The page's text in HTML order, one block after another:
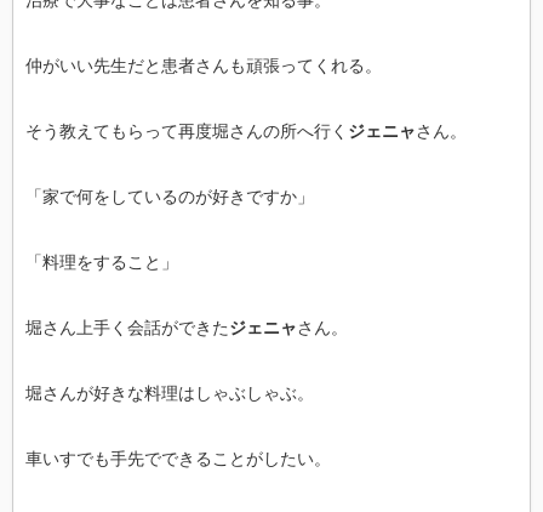
仲がいい先生だと患者さんも頑張ってくれる。
そう教えてもらって再度堀さんの所へ行く ジェニャさん。
「家で何をしているのが好きですか」
「料理をすること」
堀さん上手く会話ができたジェニャさん。
堀さんが好きな料理はしゃぶしゃぶ。
車いすでも手先でできることがしたい。